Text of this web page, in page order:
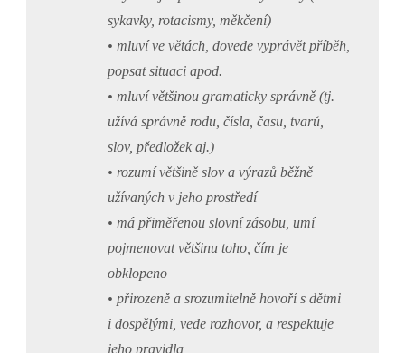
sykavky, rotacismy, měkčení)
• mluví ve větách, dovede vyprávět příběh,
popsat situaci apod.
• mluví většinou gramaticky správně (tj.
užívá správně rodu, čísla, času, tvarů,
slov, předložek aj.)
• rozumí většině slov a výrazů běžně
užívaných v jeho prostředí
• má přiměřenou slovní zásobu, umí
pojmenovat většinu toho, čím je
obklopeno
• přirozeně a srozumitelně hovoří s dětmi
i dospělými, vede rozhovor, a respektuje
jeho pravidla